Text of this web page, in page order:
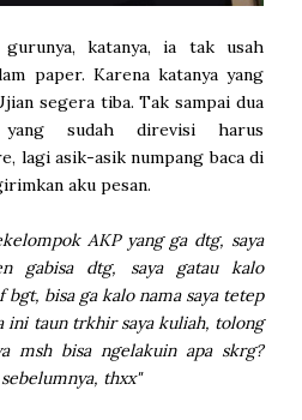
katanya, ia tak usah
paper. Karena katanya yang
segera tiba. Tak sampai dua
sudah direvisi harus
lagi asik-asik numpang baca di
aku pesan.
AKP yang ga dtg, saya
gabisa dtg, saya gatau kalo
bisa ga kalo nama saya tetep
ini taun trkhir saya kuliah, tolong
msh bisa ngelakuin apa skrg?
thxx"